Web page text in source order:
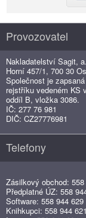
Provozovatel
Nakladatelství Sagit,
Horní 457/1, 700 30
Společnost je
rejstříku vedeném KS
oddíl B, vložka 3086.
IČ: 277 76 981
DIČ: CZ27776981
Telefony
Zásilkový obchod:
Předplatné ÚZ: 558
Software: 558 944 629
Knihkupci: 558 944 621